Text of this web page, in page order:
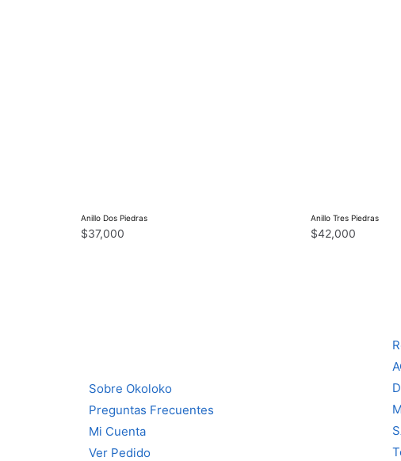
Anillo Dos Piedras
$37,000
Anillo Tres Piedras
$42,000
Sobre Okoloko
Preguntas Frecuentes
Mi Cuenta
Ver Pedido